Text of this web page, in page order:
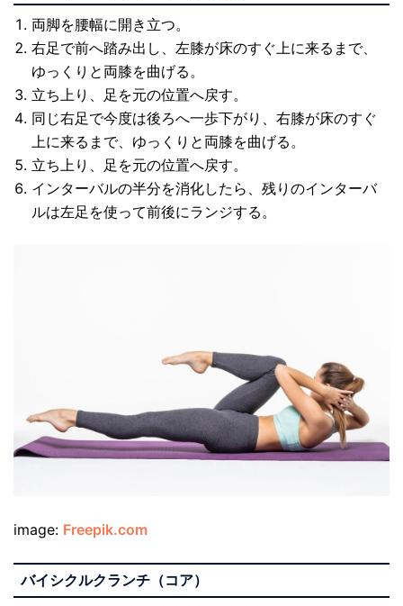
両脚を腰幅に開き立つ。
右足で前へ踏み出し、左膝が床のすぐ上に来るまで、
ゆっくりと両膝を曲げる。
立ち上り、足を元の位置へ戻す。
同じ右足で今度は後ろへ一歩下がり、右膝が床のすぐ
上に来るまで、ゆっくりと両膝を曲げる。
立ち上り、足を元の位置へ戻す。
インターバルの半分を消化したら、残りのインターバ
ルは左足を使って前後にランジする。
image: Freepik.com
バイシクルクランチ（コア）